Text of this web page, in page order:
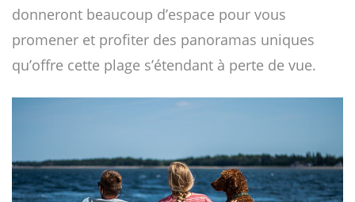
donneront beaucoup d’espace pour vous
promener et profiter des panoramas uniques
qu’offre cette plage s’étendant à perte de vue.